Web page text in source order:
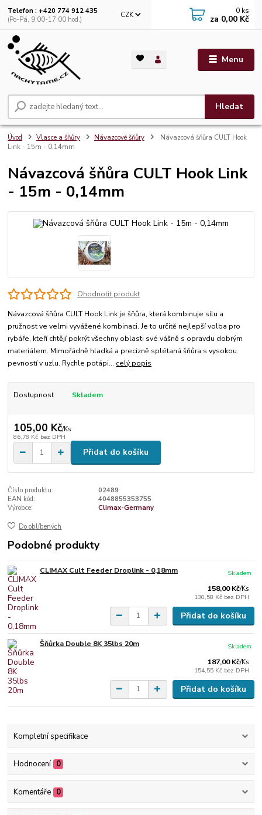
Menu
CZK
Hledat
Telefon : +420 774 912 435
(Po-Pá, 9:00-17:00 hod.)
0 ks
za 0,00 Kč
Úvod Vlasce a šňůry Návazcové šňůry
Návazcová šňůra CULT Hook
Link - 15m - 0,14mm
Návazcová šňůra CULT Hook Link
- 15m - 0,14mm
Ohodnotit produkt
Návazcová šňůra CULT Hook Link je šňůra, která kombinuje sílu a
pružnost ve velmi vyvážené kombinaci. Je to určitě nejlepší volba pro
rybáře, kteří chtějí pokrýt všechny oblasti své vášně s opravdu dobrým
materiálem. Mimořádně hladká a precizně splétaná šňůra s vysokou
pevností v uzlu. Rychle potápi... celý popis
Dostupnost Skladem
105,00 Kč/Ks
86,78 Kč bez DPH
Přidat do košíku
Číslo produktu:
02489
EAN kód:
4048855353755
Výrobce:
Climax-Germany
Do oblíbených
Podobné produkty
CLIMAX Cult Feeder Droplink - 0,18mm
158,00 Kč/Ks
130,58 Kč bez DPH
Skladem
Přidat do košíku
Šňůrka Double 8K 35lbs 20m
187,00 Kč/Ks
154,55 Kč bez DPH
Skladem
Přidat do košíku
Kompletní specifikace
Hodnocení 0
Komentáře 0